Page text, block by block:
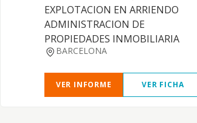
EXPLOTACION EN ARRIENDO
ADMINISTRACION DE
PROPIEDADES INMOBILIARIA
BARCELONA
VER INFORME VER FICHA